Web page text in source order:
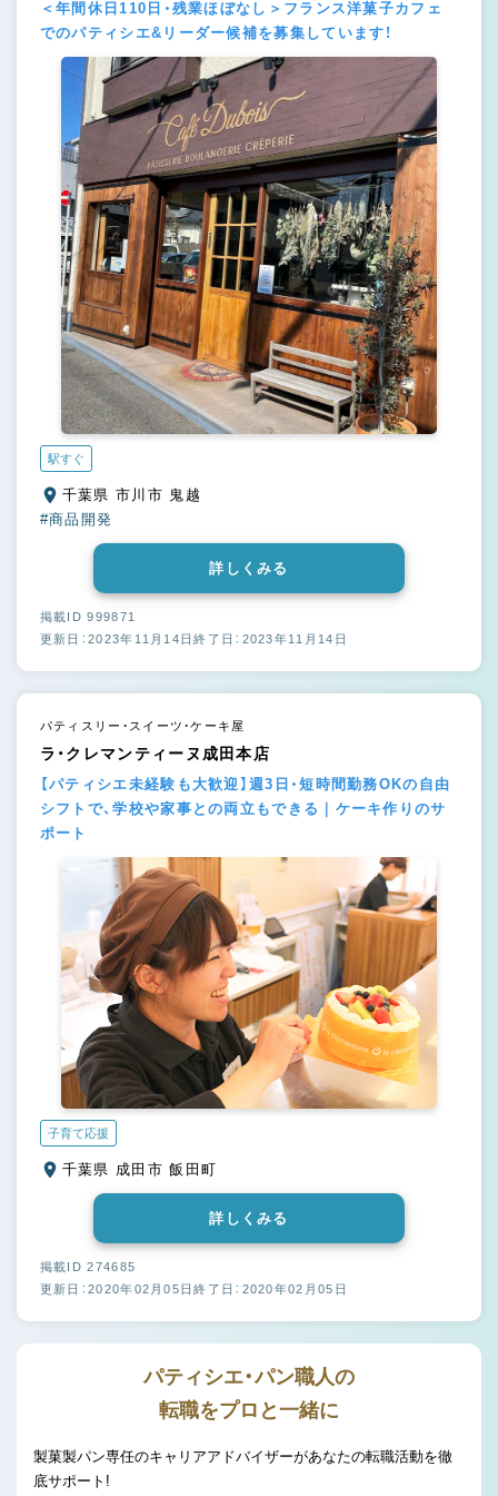
＜年間休日110日・残業ほぼなし＞フランス洋菓子カフェ
でのパティシエ&リーダー候補を募集しています！
駅すぐ
千葉県 市川市 鬼越
#商品開発
詳しくみる
掲載ID 999871
更新日：2023年11月14日終了日：2023年11月14日
パティスリー・スイーツ・ケーキ屋
ラ・クレマンティーヌ成田本店
【パティシエ未経験も大歓迎】週3日・短時間勤務OKの自由
シフトで、学校や家事との両立もできる｜ケーキ作りのサ
ポート
子育て応援
千葉県 成田市 飯田町
詳しくみる
掲載ID 274685
更新日：2020年02月05日終了日：2020年02月05日
パティシエ・パン職人の
転職をプロと一緒に
製菓製パン専任のキャリアアドバイザーがあなたの転職活動を徹
底サポート!